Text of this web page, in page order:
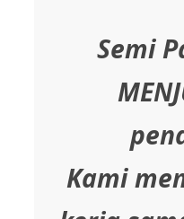
Semi
Kami